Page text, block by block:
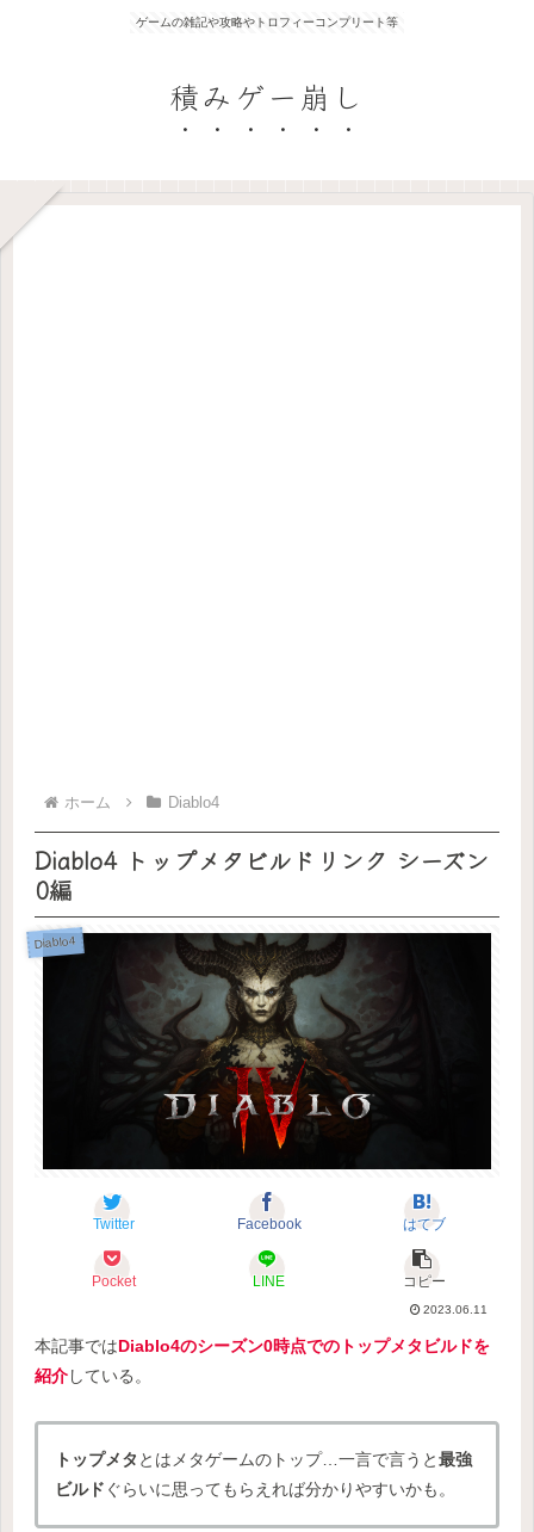
ゲームの雑記や攻略やトロフィーコンプリート等
積みゲー崩し
ホーム Diablo4
Diablo4 トップメタビルドリンク シーズン
0編
Diablo4
Twitter Facebook はてブ
Pocket LINE コピー
2023.06.11
本記事ではDiablo4のシーズン0時点でのトップメタビルドを
紹介している。
トップメタ とはメタゲームのトップ…一言で言うと最強
ビルド ぐらいに思ってもらえれば分かりやすいかも。